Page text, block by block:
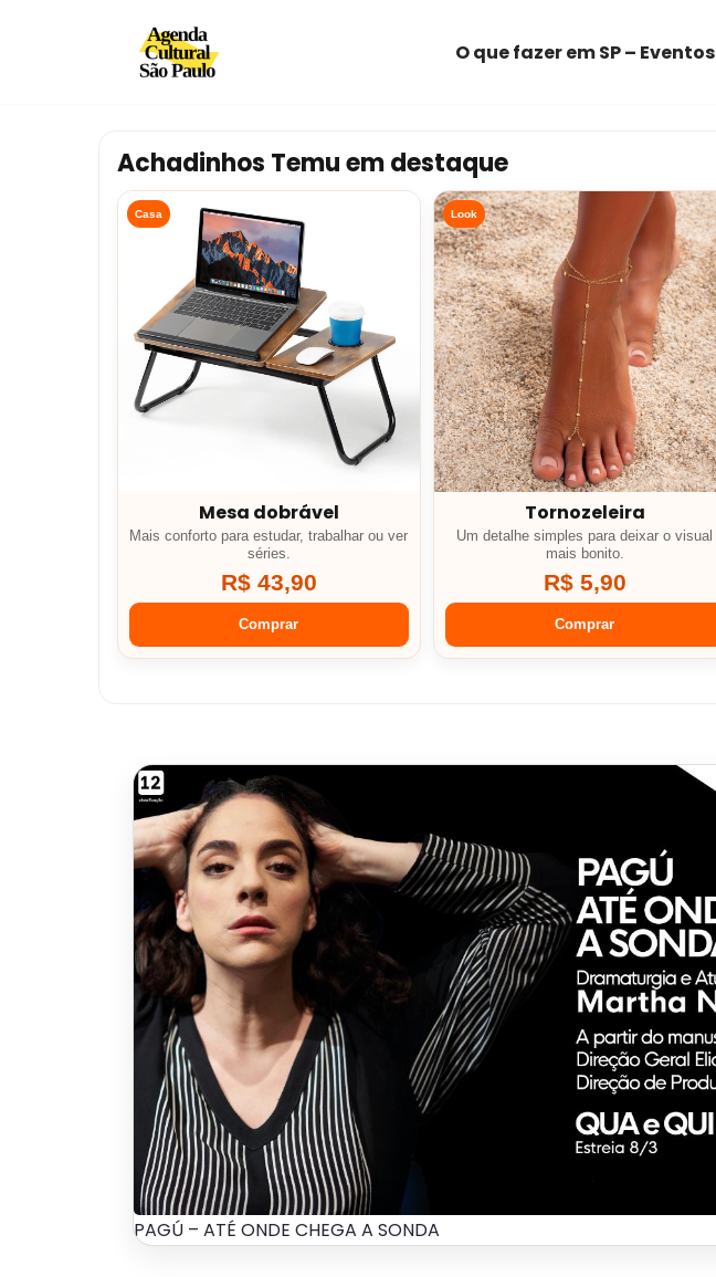
O que fazer em SP – Eventos
Achadinhos Temu em destaque
Casa
Mesa dobrável
Mais conforto para estudar, trabalhar ou ver
séries.
R$ 43,90
Comprar
Look
Tornozeleira
Um detalhe simples para deixar o visual
mais bonito.
R$ 5,90
Comprar
PAGÚ – ATÉ ONDE CHEGA A SONDA